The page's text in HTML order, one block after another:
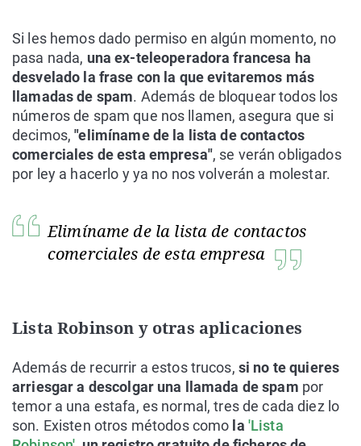
Si les hemos dado permiso en algún momento, no
pasa nada, una ex-teleoperadora francesa ha
desvelado la frase con la que evitaremos más
llamadas de spam. Además de bloquear todos los
números de spam que nos llamen, asegura que si
decimos,"elimíname de la lista de contactos
comerciales de esta empresa", se verán obligados
por ley a hacerlo y ya no nos volverán a molestar.
Elimíname de la lista de contactos
comerciales de esta empresa
Lista Robinson y otras aplicaciones
Además de recurrir a estos trucos, si no te quieres
arriesgar a descolgar una llamada de spam por
temor a una estafa, es normal, tres de cada diez lo
son. Existen otros métodos como la 'Lista